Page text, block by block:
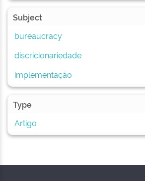
Subject
bureaucracy
discricionariedade
implementação
Type
Artigo